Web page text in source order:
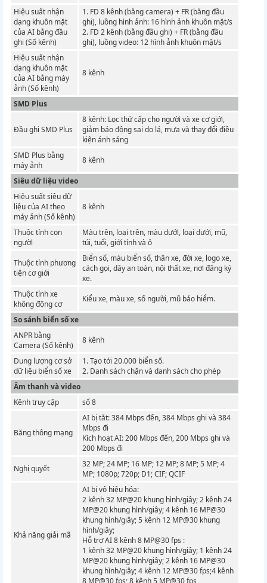
Hiệu suất nhận
dạng khuôn mặt
của AI bằng đầu
ghi (Số kênh)
1. FD 8 kênh (bằng camera) + FR (bằng đầu
ghi), luồng hình ảnh: 16 hình ảnh khuôn mặt/s
2. FD 2 kênh (bằng đầu ghi) + FR (bằng đầu
ghi), luồng video: 12 hình ảnh khuôn mặt/s
Hiệu suất nhận
dạng khuôn mặt
của AI bằng máy
ảnh (Số kênh)
8 kênh
SMD Plus
Đầu ghi SMD Plus
8 kênh: Lọc thứ cấp cho người và xe cơ giới,
giảm báo động sai do lá, mưa và thay đổi điều
kiện ánh sáng
SMD Plus bằng
máy ảnh
8 kênh
Siêu dữ liệu video
Hiệu suất siêu dữ
liệu của AI theo
máy ảnh (Số kênh)
8 kênh
Thuộc tính con
người
Màu trên, loại trên, màu dưới, loại dưới, mũ,
túi, tuổi, giới tính và ô
Thuộc tính phương
tiện cơ giới
Biển số, màu biển số, thân xe, đời xe, logo xe,
cách gọi, dây an toàn, nội thất xe, nơi đăng ký
xe.
Thuộc tính xe
không động cơ
Kiểu xe, màu xe, số người, mũ bảo hiểm.
So sánh biển số xe
ANPR bằng
Camera (Số kênh)
8 kênh
Dung lượng cơ sở
dữ liệu biển số xe
1. Tạo tới 20.000 biển số.
2. Danh sách chặn và danh sách cho phép
Âm thanh và video
Kênh truy cập
số 8
Băng thông mạng
AI bị tắt: 384 Mbps đến, 384 Mbps ghi và 384
Mbps đi
Kích hoạt AI: 200 Mbps đến, 200 Mbps ghi và
200 Mbps đi
Nghị quyết
32 MP;24 MP; 16 MP; 12 MP;8 MP;5 MP;4
MP; 1080p;720p; D1;CIF;QCIF
Khả năng giải mã
AI bị vô hiệu hóa:
2 kênh 32 MP@20 khung hình/giây;2 kênh 24
MP@20 khung hình/giây;4 kênh 16 MP@30
khung hình/giây;5 kênh 12 MP@30 khung
hình/giây;
Hỗ trợ AI8 kênh 8 MP@30 fps :
1 kênh 32 MP@20 khung hình/giây; 1 kênh 24
MP@20 khung hình/giây;2 kênh 16 MP@30
khung hình/giây;4 kênh 12 MP@30 fps;4 kênh